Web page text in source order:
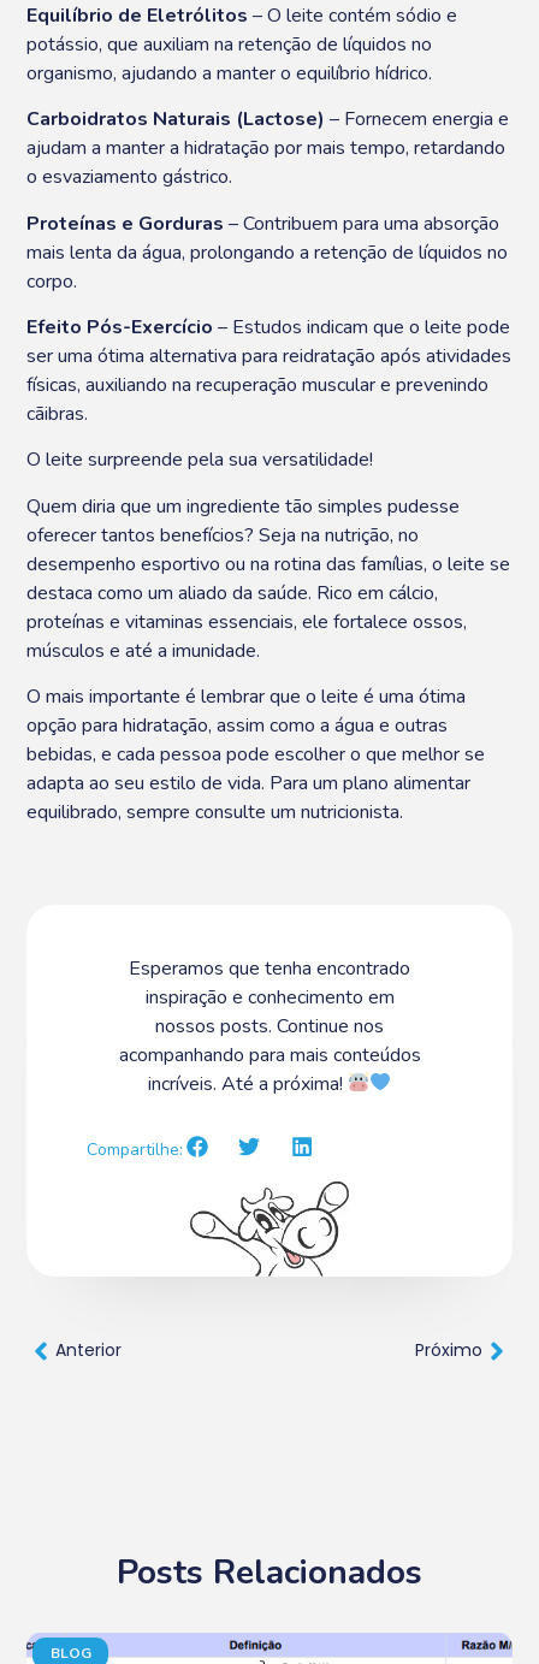
Equilíbrio de Eletrólitos – O leite contém sódio e
potássio, que auxiliam na retenção de líquidos no
organismo, ajudando a manter o equilíbrio hídrico.
Carboidratos Naturais (Lactose) – Fornecem energia e
ajudam a manter a hidratação por mais tempo, retardando
o esvaziamento gástrico.
Proteínas e Gorduras– Contribuem para uma absorção
mais lenta da água, prolongando a retenção de líquidos no
corpo.
Efeito Pós-Exercício – Estudos indicam que o leite pode
ser uma ótima alternativa para reidratação após atividades
físicas, auxiliando na recuperação muscular e prevenindo
cãibras.
O leite surpreende pela sua versatilidade!
Quem diria que um ingrediente tão simples pudesse
oferecer tantos benefícios? Seja na nutrição, no
desempenho esportivo ou na rotina das famílias, o leite se
destaca como um aliado da saúde. Rico em cálcio,
proteínas e vitaminas essenciais, ele fortalece ossos,
músculos e até a imunidade.
O mais importante é lembrar que o leite é uma ótima
opção para hidratação, assim como a água e outras
bebidas, e cada pessoa pode escolher o que melhor se
adapta ao seu estilo de vida. Para um plano alimentar
equilibrado, sempre consulte um nutricionista.
Esperamos que tenha encontrado
inspiração e conhecimento em
nossos posts. Continue nos
acompanhando para mais conteúdos
incríveis. Até a próxima!
Compartilhe:
Anterior Próximo
Posts Relacionados
BLOG